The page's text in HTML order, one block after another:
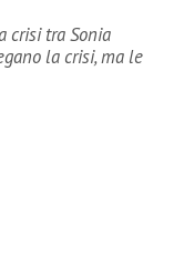
crisi tra Sonia
la crisi, ma le